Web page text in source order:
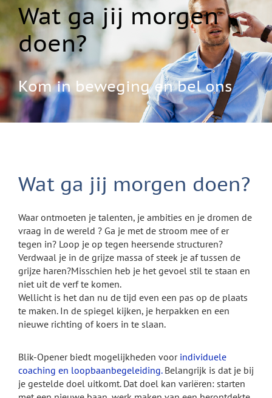
Wat ga jij morgen
doen?
Kom in beweging en bel ons
Wat ga jij morgen doen?
Waar ontmoeten je talenten, je ambities en je dromen de
vraag in de wereld ? Ga je met de stroom mee of er
tegen in? Loop je op tegen heersende structuren?
Verdwaal je in de grijze massa of steek je af tussen de
grijze haren?Misschien heb je het gevoel stil te staan en
niet uit de verf te komen.
Wellicht is het dan nu de tijd even een pas op de plaats
te maken. In de spiegel kijken, je herpakken en een
nieuwe richting of koers in te slaan.
Blik-Opener biedt mogelijkheden voor individuele
coaching en loopbaanbegeleiding.Belangrijk is dat je bij
je gestelde doel uitkomt. Dat doel kan variëren: starten